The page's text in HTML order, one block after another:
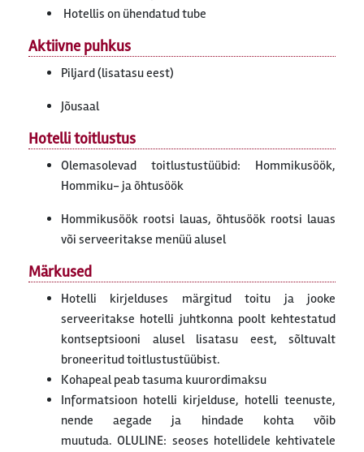
Hotellis on ühendatud tube
Aktiivne puhkus
Piljard (lisatasu eest)
Jõusaal
Hotelli toitlustus
Olemasolevad toitlustustüübid: Hommikusöök,
Hommiku- ja õhtusöök
Hommikusöök rootsi lauas, õhtusöök rootsi lauas
või serveeritakse menüü alusel
Märkused
Hotelli kirjelduses märgitud toitu ja jooke
serveeritakse hotelli juhtkonna poolt kehtestatud
kontseptsiooni alusel lisatasu eest, sõltuvalt
broneeritud toitlustustüübist.
Kohapeal peab tasuma kuurordimaksu
Informatsioon hotelli kirjelduse, hotelli teenuste,
nende aegade ja hindade kohta võib
muutuda. OLULINE: seoses hotellidele kehtivatele